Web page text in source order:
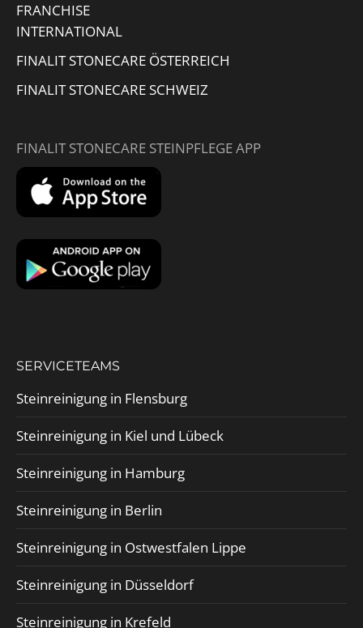
FRANCHISE
INTERNATIONAL
FINALIT STONECARE ÖSTERREICH
FINALIT STONECARE SCHWEIZ
FINALIT STONECARE STEINPFLEGE APP
SERVICETEAMS
Steinreinigung in Flensburg
Steinreinigung in Kiel und Lübeck
Steinreinigung in Hamburg
Steinreinigung in Berlin
Steinreinigung in Ostwestfalen Lippe
Steinreinigung in Düsseldorf
Steinreinigung in Krefeld